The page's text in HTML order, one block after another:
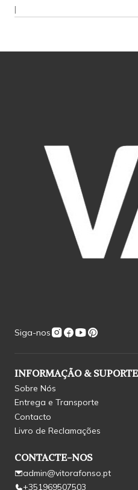
|
Siga-nos
INFORMAÇÃO & SUPORTE
Sobre Nós
Entrega e Transporte
Contacto
Livro de Reclamações
CONTACTE-NOS
admin@vitorafonso.pt
+351969507503